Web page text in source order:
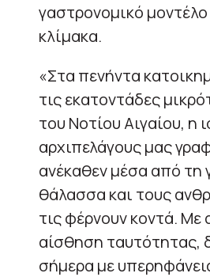
γαστρονομικό
κλίμακα.
«Στα πενήντα
τις εκατοντάδες
του Νοτίου Αιγαίου, η
αρχιπελάγους μας
ανέκαθεν μέσα από τη
θάλασσα και τους
τις φέρνουν κοντά. Με
αίσθηση ταυτότητας,
σήμερα με